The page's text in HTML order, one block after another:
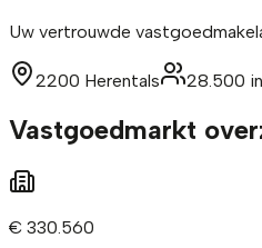
Uw vertrouwde
2200 Herentals 28.500
Vastgoedmarkt
€ 330.560